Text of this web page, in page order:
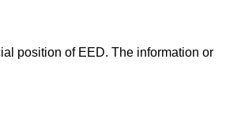
position of EED. The information or